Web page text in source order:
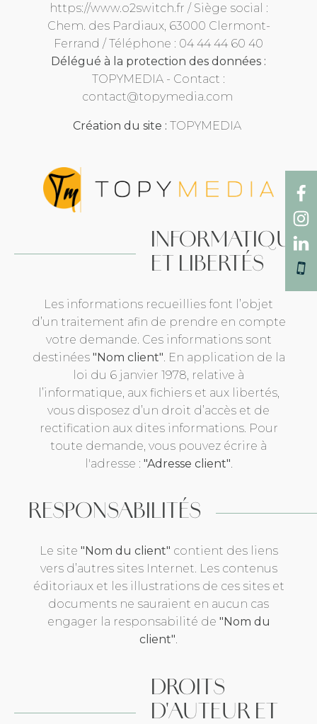
https://www.o2switch.fr / Siège social :
Chem. des Pardiaux, 63000 Clermont-
Ferrand / Téléphone : 04 44 44 60 40
Délégué à la protection des données :
TOPYMEDIA - Contact :
contact@topymedia.com
Création du site : TOPYMEDIA
INFORMATIQUE
ET LIBERTÉS
Les informations recueillies font l’objet
d’un traitement afin de prendre en compte
votre demande. Ces informations sont
destinées "Nom client" . En application de la
loi du 6 janvier 1978, relative à
l’informatique, aux fichiers et aux libertés,
vous disposez d’un droit d’accès et de
rectification aux dites informations. Pour
toute demande, vous pouvez écrire à
l'adresse : "Adresse client"
RESPONSABILITÉS
Le site "Nom du client" contient des liens
vers d’autres sites Internet. Les contenus
éditoriaux et les illustrations de ces sites et
documents ne sauraient en aucun cas
engager la responsabilité de "Nom du
client".
DROITS
D'AUTEUR ET